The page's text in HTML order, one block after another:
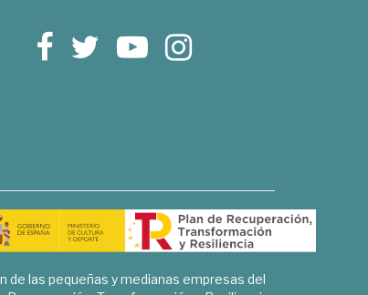
de las pequeñas y medianas empresas del